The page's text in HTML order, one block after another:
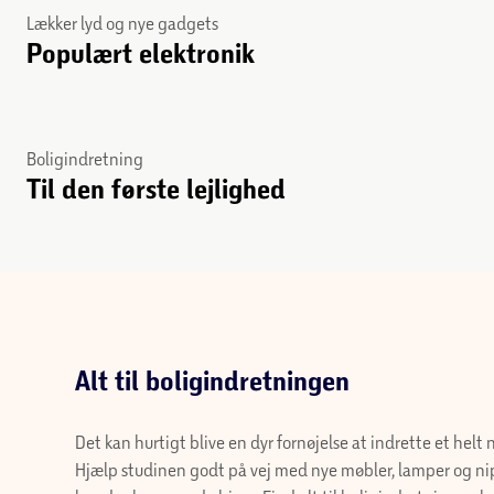
Lækker lyd og nye gadgets
Populært elektronik
Boligindretning
Til den første lejlighed
Alt til boligindretningen
Det kan hurtigt blive en dyr fornøjelse at indrette
nyt hjem. Hjælp studinen godt på vej med nye